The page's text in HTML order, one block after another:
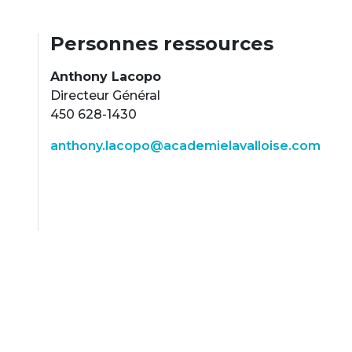
Personnes ressources
Anthony Lacopo
Directeur Général
450 628-1430
anthony.lacopo@academielavalloise.com